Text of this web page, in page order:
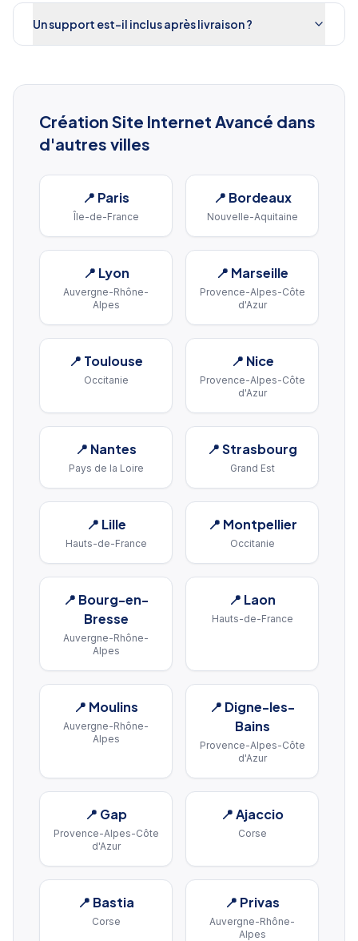
Un support est-il inclus après livraison ?
Création Site Internet Avancé dans
d'autres villes
📍 Paris
Île-de-France
📍 Bordeaux
Nouvelle-Aquitaine
📍 Lyon
Auvergne-Rhône-
Alpes
📍 Marseille
Provence-Alpes-Côte
d'Azur
📍 Toulouse
Occitanie
📍 Nice
Provence-Alpes-Côte
d'Azur
📍 Nantes
Pays de la Loire
📍Strasbourg
Grand Est
📍 Lille
Hauts-de-France
📍 Montpellier
Occitanie
📍 Bourg-en-
Bresse
Auvergne-Rhône-
Alpes
📍 Laon
Hauts-de-France
📍 Moulins
Auvergne-Rhône-
Alpes
📍 Digne-les-
Bains
Provence-Alpes-Côte
d'Azur
📍 Gap
Provence-Alpes-Côte
d'Azur
📍Ajaccio
Corse
📍 Bastia
Corse
📍 Privas
Auvergne-Rhône-
Alpes